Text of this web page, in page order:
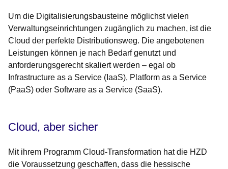
Um die Digitalisierungsbausteine möglichst vielen
Verwaltungseinrichtungen zugänglich zu machen, ist die
Cloud der perfekte Distributionsweg. Die angebotenen
Leistungen können je nach Bedarf genutzt und
anforderungsgerecht skaliert werden – egal ob
Infrastructure as a Service (IaaS), Platform as a Service
(PaaS) oder Software as a Service (SaaS).
Cloud, aber sicher
Mit ihrem Programm Cloud-Transformation hat die HZD
die Voraussetzung geschaffen, dass die hessische